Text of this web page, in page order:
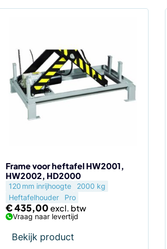
populariteit
Frame voor heftafel HW2001,
HW2002, HD2000
120 mm inrijhoogte
2000 kg
Heftafelhouder
Pro
€435,00
Vraag naar levertijd
Bekijk product